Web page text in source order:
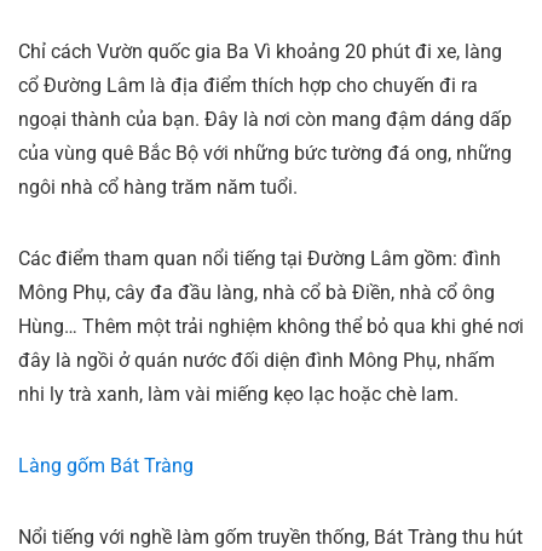
Chỉ cách Vườn quốc gia Ba Vì khoảng 20 phút đi xe, làng
cổ Đường Lâm là địa điểm thích hợp cho chuyến đi ra
ngoại thành của bạn. Đây là nơi còn mang đậm dáng dấp
của vùng quê Bắc Bộ với những bức tường đá ong, những
ngôi nhà cổ hàng trăm năm tuổi.
Các điểm tham quan nổi tiếng tại Đường Lâm gồm: đình
Mông Phụ, cây đa đầu làng, nhà cổ bà Điền, nhà cổ ông
Hùng… Thêm một trải nghiệm không thể bỏ qua khi ghé nơi
đây là ngồi ở quán nước đối diện đình Mông Phụ, nhấm
nhi ly trà xanh, làm vài miếng kẹo lạc hoặc chè lam.
Làng gốm Bát Tràng
Nổi tiếng với nghề làm gốm truyền thống, Bát Tràng thu hút